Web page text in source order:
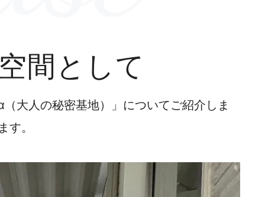
間として
大人の秘密基地）」についてご紹介しま
す。